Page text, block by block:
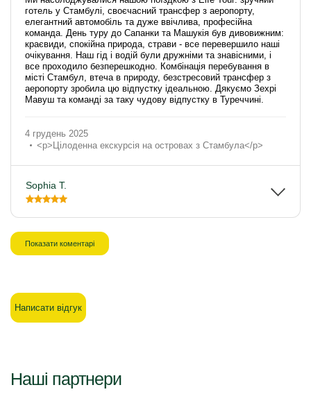
готель у Стамбулі, своєчасний трансфер з аеропорту,
елегантний автомобіль та дуже ввічлива, професійна
команда. День туру до Сапанки та Машукія був дивовижним:
краєвиди, спокійна природа, страви - все перевершило наші
очікування. Наш гід і водій були дружніми та знавісними, і
все проходило безперешкодно. Комбінація перебування в
місті Стамбул, втеча в природу, безстресовий трансфер з
аеропорту зробила цю відпустку ідеальною. Дякуємо Зехрі
Мавуш та команді за таку чудову відпустку в Туреччині.
4 грудень 2025
<p>Цілоденна екскурсія на островах з Стамбула</p>
Sophia T.
Показати коментарі
Написати відгук
Наші партнери